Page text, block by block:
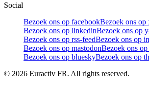
Social
Bezoek ons op facebookBezoek ons op
Bezoek ons op linkedinBezoek ons op
Bezoek ons op rss-feedBezoek ons op
Bezoek ons op mastodonBezoek ons
Bezoek ons op blueskyBezoek ons op
© 2026 Euractiv FR. All rights reserved.